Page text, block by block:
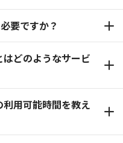
要ですか？
どのようなサービ
用可能時間を教え